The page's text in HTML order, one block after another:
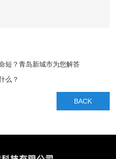
短？青岛新城市为您解答
么？
BACK